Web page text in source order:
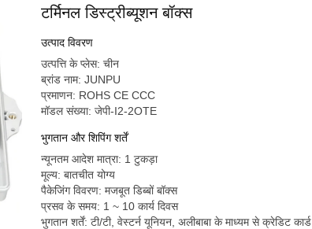
टर्मिनल डिस्ट्रीब्यूशन बॉक्स
उत्पाद विवरण
उत्पत्ति के प्लेस: चीन
ब्रांड नाम: JUNPU
प्रमाणन: ROHS CE CCC
मॉडल संख्या: जेपी-I2-2OTE
भुगतान और शिपिंग शर्तें
न्यूनतम आदेश मात्रा: 1 टुकड़ा
मूल्य: बातचीत योग्य
पैकेजिंग विवरण: मजबूत डिब्बों बॉक्स
प्रसव के समय: 1 ~ 10 कार्य दिवस
भुगतान शर्तें: टी/टी, वेस्टर्न यूनियन, अलीबाबा के माध्यम से क्रेडिट कार्ड